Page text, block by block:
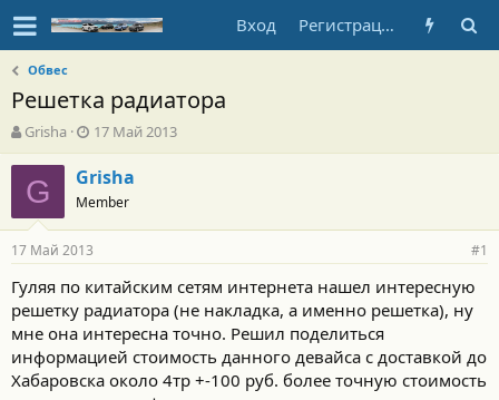
Вход Регистрация
Обвес
Решетка радиатора
А
в
т
о
т
е
м
ы
Grisha
Д
а
т
а
н
а
ч
а
л
а
17 Май 2013
G Grisha
Member
17 Май 2013 #1
Гуляя по китайским сетям интернета нашел интересную
решетку радиатора (не накладка, а именно решетка), ну
мне она интересна точно. Решил поделиться
информацией стоимость данного девайса с доставкой до
Хабаровска около 4тр +-100 руб. более точную стоимость